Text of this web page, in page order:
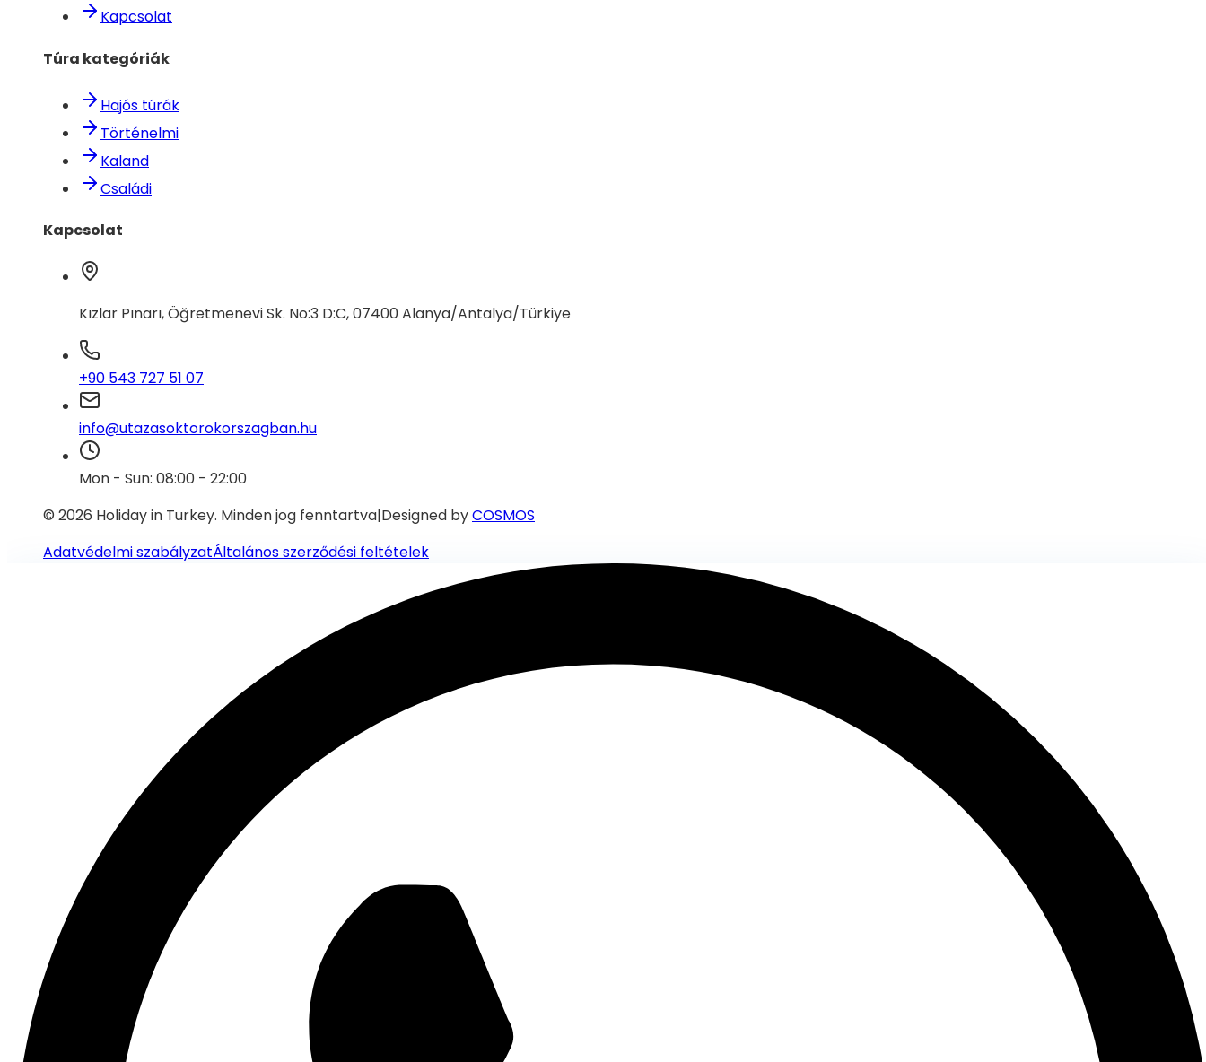
Kapcsolat
Túra kategóriák
Hajós túrák
Történelmi
Kaland
Családi
Kapcsolat
Kızlar Pınarı, Öğretmenevi Sk. No:3 D:C, 07400 Alanya/Antalya/Türkiye
+90 543 727 51 07
info@utazasoktorokorszagban.hu
Mon - Sun: 08:00 - 22:00
© 2026 Holiday in Turkey. Minden jog fenntartva|Designed byCOSMOS
Adatvédelmi szabályzatÁltalános szerződési feltételek
Lépj kapcsolatba támogatási csapatunkkal WhatsApp-on azonnali segítségért.